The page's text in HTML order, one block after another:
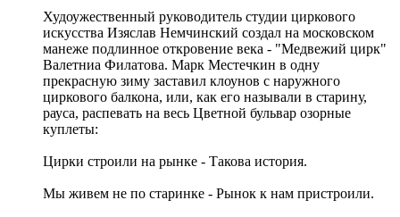
Худоужественный руководитель студии циркового
искусства Изяслав Немчинский создал на московском
манеже подлинное откровение века - "Медвежий цирк"
Валетниа Филатова. Марк Местечкин в одну
прекрасную зиму заставил клоунов с наружного
циркового балкона, или, как его называли в старину,
рауса, распевать на весь Цветной бульвар озорные
куплеты:
Цирки строили на рынке - Такова история.
Мы живем не по старинке - Рынок к нам пристроили.